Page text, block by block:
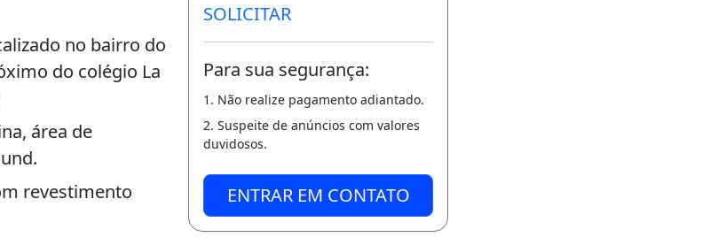
no bairro do
do colégio La
área de
revestimento
SOLICITAR
Para sua segurança:
1. Não realize pagamento adiantado.
2. Suspeite de anúncios com valores
duvidosos.
ENTRAR EM CONTATO